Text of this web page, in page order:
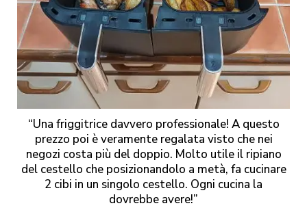
“Una friggitrice davvero professionale! A questo
prezzo poi è veramente regalata visto che nei
negozi costa più del doppio. Molto utile il ripiano
del cestello che posizionandolo a metà, fa cucinare
2 cibi in un singolo cestello. Ogni cucina la
dovrebbe avere!”